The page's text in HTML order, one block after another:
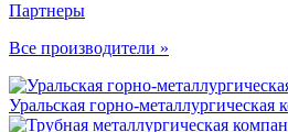
Партнеры
Все производители »
Уральская горно-